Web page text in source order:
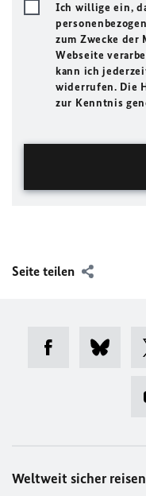
Ich willige ein,
zum Zwecke der
Webseite
kann ich
widerrufen. Die
zur Kenntnis
Seite teilen
Weltweit sicher reisen